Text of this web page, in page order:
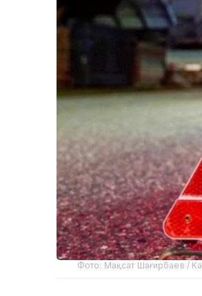
Фото: Мақсат Шағирбаев /